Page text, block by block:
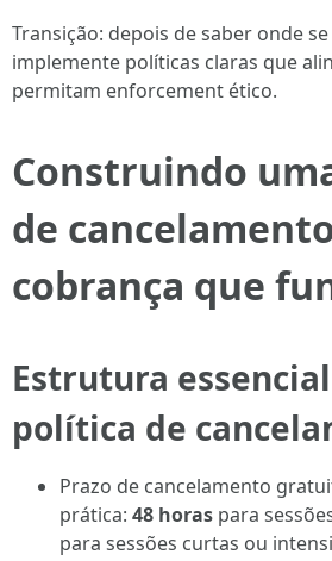
Transição: depois de saber onde
implemente políticas claras que
permitam enforcement ético.
Construindo
de
cobrança que
Estrutura
política de
Prazo de cancelamento
prática: 48 horas para
para sessões curtas ou